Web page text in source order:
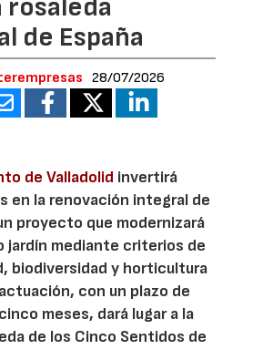
de España
28/07/2026
de Valladolid invertirá
en la renovación integral de
proyecto que modernizará
jardín mediante criterios de
biodiversidad y horticultura
con un plazo de
meses, dará lugar a la
de los Cinco Sentidos de